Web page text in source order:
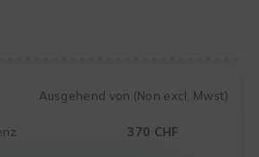
Ausgehend von (Non excl. Mwst)
370 CHF